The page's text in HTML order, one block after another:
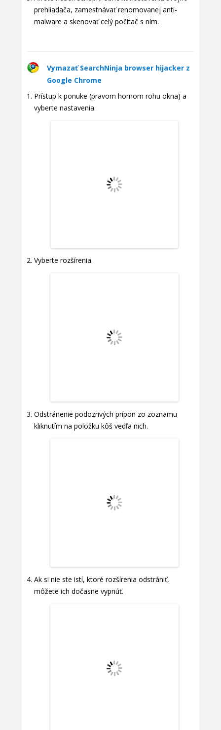
prehliadača, zamestnávať renomovanej anti-
malware a skenovať celý počítač s ním.
Vymazať SearchNinja browser hijacker z
Google Chrome
Prístup k ponuke (pravom hornom rohu okna) a
vyberte nastavenia.
Vyberte rozšírenia.
Odstránenie podozrivých prípon zo zoznamu
kliknutím na položku kôš vedľa nich.
Ak si nie ste istí, ktoré rozšírenia odstrániť,
môžete ich dočasne vypnúť.